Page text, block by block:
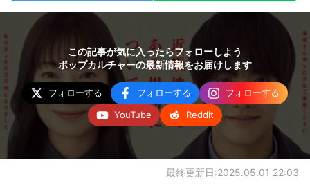
この記事が気に入ったらフォローしよう
ポップカルチャーの最新情報をお届けします
フォローする フォローする
フォローする
YouTube
Reddit
最終更新日:2025.05.01 22:03